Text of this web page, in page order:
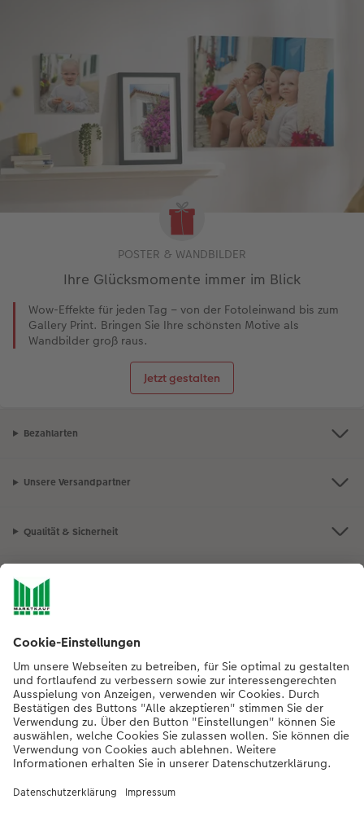
POSTER & WANDBILDER
Ihre Glücksmomente immer im Blick
Wow-Effekte für jeden Tag – von der Fotoleinwand bis zum
Gallery Print. Bringen Sie Ihre schönsten Motive als
Wandbilder groß raus.
Jetzt gestalten
Bezahlarten
Unsere Versandpartner
Qualität & Sicherheit
Nachhaltigkeit bei CEWE
Informationen
Sortiment